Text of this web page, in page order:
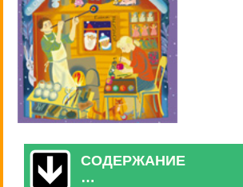
СОДЕРЖАНИЕ
…